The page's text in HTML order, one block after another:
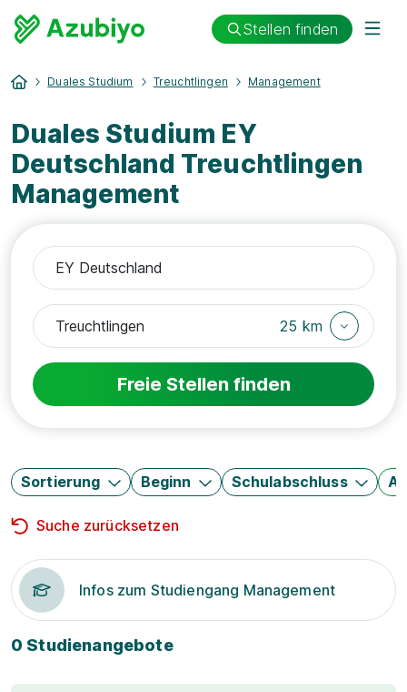
Stellen finden
Duales Studium Treuchtlingen Management
Duales Studium EY
Deutschland Treuchtlingen
Management
25 km
Freie Stellen finden
Sortierung Beginn Schulabschluss
Suche zurücksetzen
Infos zum Studiengang Management
0 Studienangebote